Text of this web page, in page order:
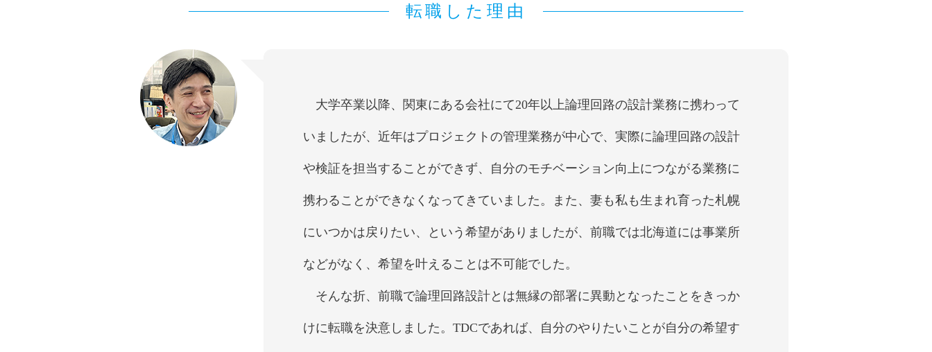
転職した理由
大学卒業以降、関東にある会社にて20年以上論理回路の設計業務に携わって
いましたが、近年はプロジェクトの管理業務が中心で、実際に論理回路の設計
や検証を担当することができず、自分のモチベーション向上につながる業務に
携わることができなくなってきていました。また、妻も私も生まれ育った札幌
にいつかは戻りたい、という希望がありましたが、前職では北海道には事業所
などがなく、希望を叶えることは不可能でした。
そんな折、前職で論理回路設計とは無縁の部署に異動となったことをきっか
けに転職を決意しました。TDCであれば、自分のやりたいことが自分の希望す